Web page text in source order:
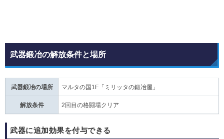
武器鍛冶の解放条件と場所
武器鍛冶の場所 マルタの国1F「ミリッタの鍛冶屋」
解放条件 2回目の格闘場クリア
武器に追加効果を付与できる